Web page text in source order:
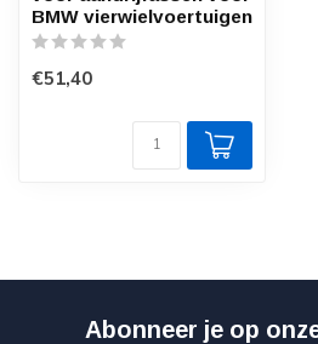
BMW vierwielvoertuigen
€51,40
Abonneer je op